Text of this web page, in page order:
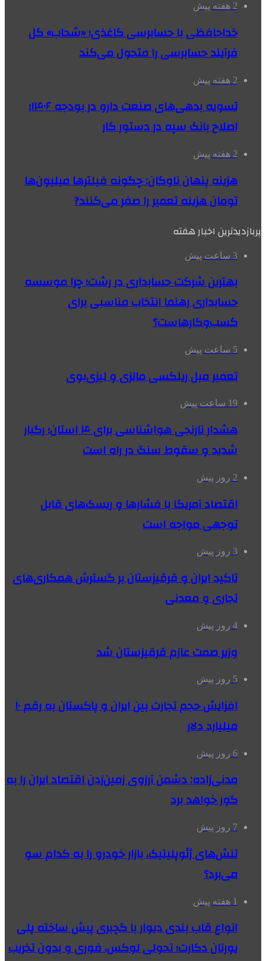
2 هفته پیش
خداحافظی با حسابرسی کاغذی؛ «شحاب» کل
فرآیند حسابرسی را متحول می‌کند
2 هفته پیش
تسویه بدهی‌های صنعت دارو در بودجه ۱۴۰۶؛
اصلاح بانک سپه در دستور کار
2 هفته پیش
هزینه پنهان ناوگان: چگونه فیلترها میلیون‌ها
تومان هزینه تعمیر را صفر می‌کنند?
پربازدیدترین اخبار هفته
3 ساعت پیش
بهترین شرکت حسابداری در رشت؛ چرا موسسه
حسابداری رهنما انتخاب مناسبی برای
کسب‌وکارهاست؟
5 ساعت پیش
تعمیر مبل ریلکسی مالزی و لیزی‌بوی
19 ساعت پیش
هشدار نارنجی هواشناسی برای ۴ استان؛ رگبار
شدید و سقوط سنگ در راه است
2 روز پیش
اقتصاد آمریکا با فشارها و ریسک‌های قابل
توجهی مواجه است
3 روز پیش
تاکید ایران و قرقیزستان بر گسترش همکاری‌های
تجاری و معدنی
4 روز پیش
وزیر صمت عازم قرقیزستان شد
5 روز پیش
افزایش حجم تجارت بین ایران و پاکستان به رقم ۱۰
میلیارد دلار
6 روز پیش
مدنی‌زاده: دشمن آرزوی زمین‌زدن اقتصاد ایران را به
گور خواهد برد
7 روز پیش
تنش‌های ژئوپلیتیک، بازار خودرو را به کدام سو
می‌برد؟
1 هفته پیش
انواع قاب بندی دیوار با گچبری پیش ساخته پلی
یورتان دکارت؛ تحولی لوکس، فوری و بدون تخریب